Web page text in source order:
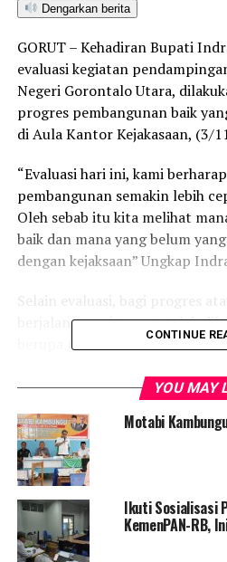
Dengarkan berita
GORUT – Kehadiran Bupati
evaluasi kegiatan
Negeri Gorontalo Utara,
progres pembangunan baik
di Aula Kantor Kejakasaan, (3/
“Evaluasi hari ini, kami
pembangunan semakin lebih
Oleh sebab itu kita melihat
baik dan mana yang belum
dengan kejaksaan” Ungkap
berjalan sesuai target, telah
berupa pemberian solusi-
“Yang kita bicarakan tadi juga,
percepatan penyelesaian
Dimana teknisnya, dijelaskan
dengan penambahan pekerja
sehingga pekerjaan dapat
“Kalau ini mengejar
CONTINUE
YOU MAY
Motabi
Ikuti Sosialisasi
KemenPAN-RB,